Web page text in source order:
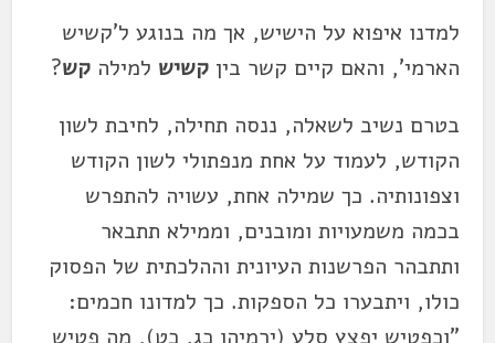
למדנו איפוא על הישיש, אך מה בנוגע ל'קשיש
הארמי', והאם קיים קשר ביןקשיש למילהקש?
בטרם נשיב לשאלה, ננסה תחילה, לחיבת לשון
הקודש, לעמוד על אחת מנפתולי לשון הקודש
וצפונותיה. כך שמילה אחת, עשויה להתפרש
בכמה משמעויות ומובנים, וממילא תתבאר
ותתבהר הפרשנות העיונית וההלכתית של הפסוק
כולו, ויתבערו כל הספקות. כך למדונו חכמים:
"וכפטיש יפצץ סלע (ירמיהו כג, כט), מה פטיש